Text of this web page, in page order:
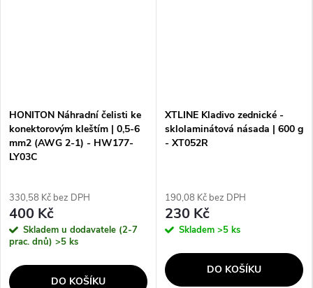
HONITON Náhradní čelisti ke
konektorovým kleštím | 0,5-6
mm2 (AWG 2-1) - HW177-
LY03C
330,58 Kč bez DPH
400 Kč
Skladem u dodavatele (2-7
prac. dnů) >5 ks
DO KOŠÍKU
XTLINE Kladivo zednické -
sklolaminátová násada | 600 g
- XT052R
190,08 Kč bez DPH
230 Kč
Skladem >5 ks
DO KOŠÍKU